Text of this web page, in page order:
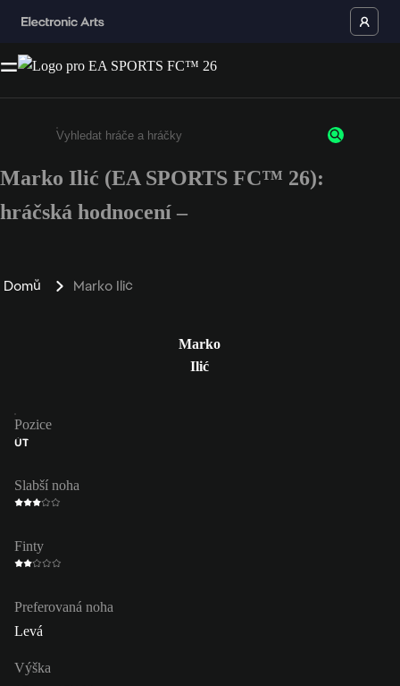
Enter a minimum of 3 characters or numbers
Marko Ilić (EA SPORTS FC™ 26):
hráčská hodnocení –
Domů Marko Ilić
Marko
Ilić
Pozice
ÚT
Slabší noha
Finty
Preferovaná noha
Levá
Výška